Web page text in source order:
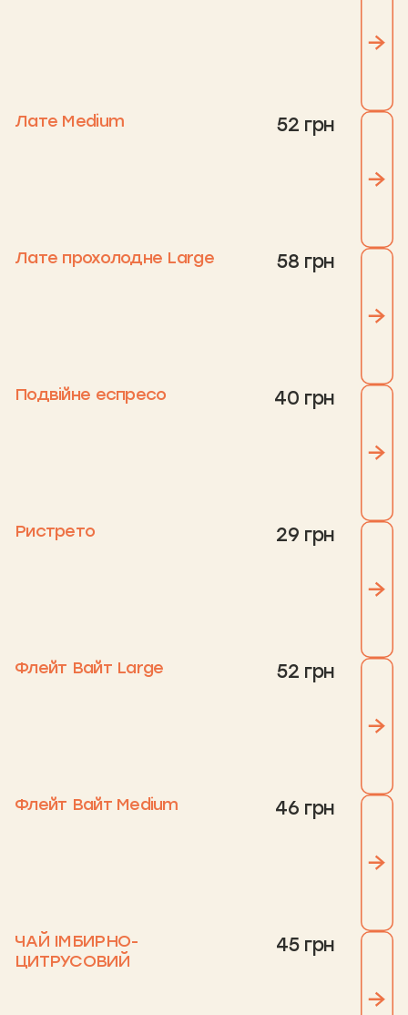
Лате Medium 52 грн
Лате прохолодне Large 58 грн
Подвійне еспресо 40 грн
Ристрето 29 грн
Флейт Вайт Large 52 грн
Флейт Вайт Medium 46 грн
ЧАЙ ІМБИРНО-
ЦИТРУСОВИЙ
45 грн